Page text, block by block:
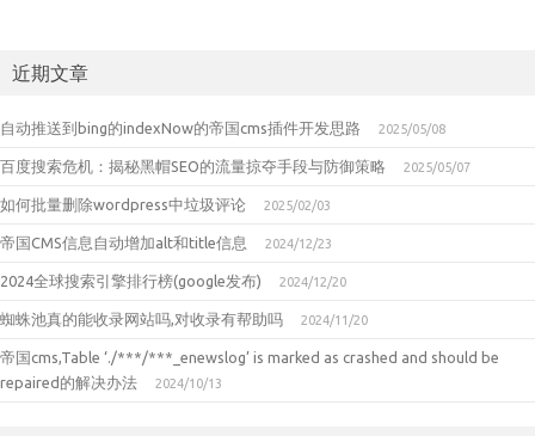
近期文章
自动推送到bing的indexNow的帝国cms插件开发思路 2025/05/08
百度搜索危机：揭秘黑帽SEO的流量掠夺手段与防御策略 2025/05/07
如何批量删除wordpress中垃圾评论 2025/02/03
帝国CMS信息自动增加alt和title信息 2024/12/23
2024全球搜索引擎排行榜(google发布) 2024/12/20
蜘蛛池真的能收录网站吗,对收录有帮助吗 2024/11/20
帝国cms,Table ‘./***/***_enewslog’ is marked as crashed and should be
repaired的解决办法
2024/10/13